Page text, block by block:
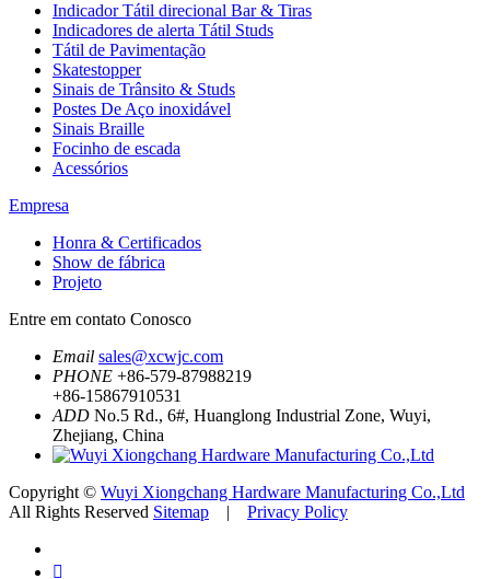
Indicador Tátil direcional Bar & Tiras
Indicadores de alerta Tátil Studs
Tátil de Pavimentação
Skatestopper
Sinais de Trânsito & Studs
Postes De Aço inoxidável
Sinais Braille
Focinho de escada
Acessórios
Empresa
Honra & Certificados
Show de fábrica
Projeto
Entre em contato Conosco
Email sales@xcwjc.com
PHONE +86-579-87988219
+86-15867910531
ADD No.5 Rd., 6#, Huanglong Industrial Zone, Wuyi,
Zhejiang, China
Copyright © Wuyi Xiongchang Hardware Manufacturing Co.,Ltd
All Rights Reserved Sitemap | Privacy Policy
